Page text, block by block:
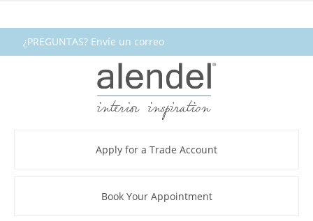
¿PREGUNTAS? Envíe un correo
electrónico a fabrics@alendel.com o
llame al 1.800.387.9968 ★ SERVICIO ★
Apply for a Trade Account
Book Your Appointment